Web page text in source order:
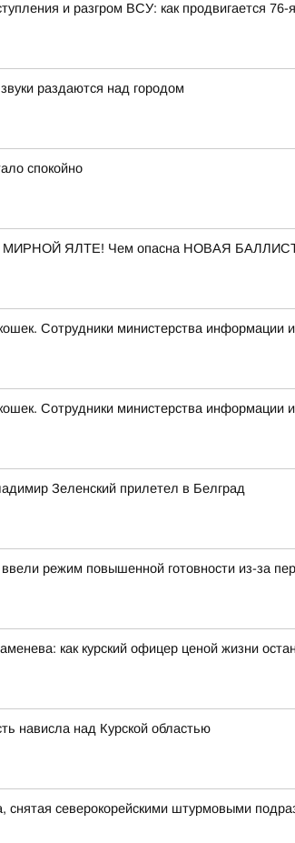
и разгром ВСУ: как продвигается
раздаются над городом
спокойно
МИРНОЙ ЯЛТЕ! Чем опасна НОВАЯ
Сотрудники министерства
Сотрудники министерства
Зеленский прилетел в Белград
режим повышенной готовности из-за
как курский офицер ценой жизни
нависла над Курской областью
снятая северокорейскими штурмовыми